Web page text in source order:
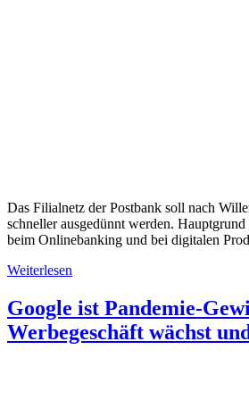
Das Filialnetz der Postbank soll nach
schneller ausgedünnt werden.
beim Onlinebanking und bei digitalen
Weiterlesen
Google ist Pandemie-
Werbegeschäft wächst